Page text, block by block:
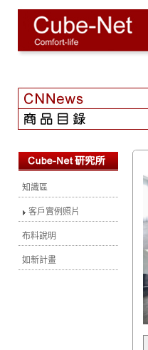
知識區
客戶實例照片
布料說明
如新計畫